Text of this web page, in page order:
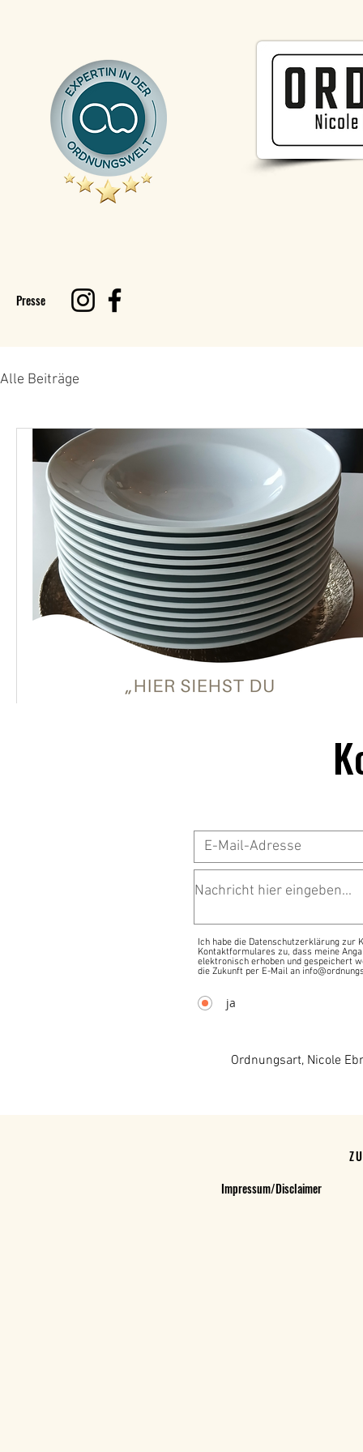
Presse
Alle Beiträge
Ich habe die Datenschutzerklärung zur
Kontaktformulares zu, dass meine
elektronisch erhoben und gespeichert
die Zukunft per E-Mail an
ja
Ordnungsart, Nicole
Impressum/Disclaimer